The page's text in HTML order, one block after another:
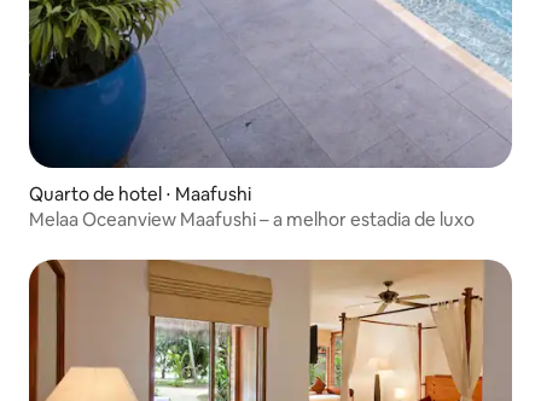
Quarto de hotel ⋅ Maafushi
Melaa Oceanview Maafushi – a melhor estadia de luxo